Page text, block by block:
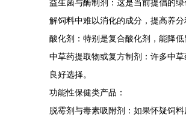
益生菌与酶制剂：这是当前提倡的
解饲料中难以消化的成分，提高养
酸化剂：特别是复合酸化剂，能降
中草药提取物或复方制剂：许多中
良好选择。
功能性保健类产品：
脱霉剂与毒素吸附剂：如果怀疑饲